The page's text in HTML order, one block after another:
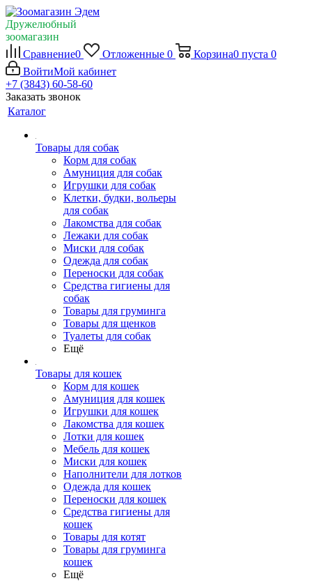
Дружелюбный
зоомагазин
Сравнение0 Отложенные 0 Корзина0 пуста 0
ВойтиМой кабинет
+7 (3843) 60-58-60
Заказать звонок
Каталог
Товары для собак
Корм для собак
Амуниция для собак
Игрушки для собак
Клетки, будки, вольеры
для собак
Лакомства для собак
Лежаки для собак
Миски для собак
Одежда для собак
Переноски для собак
Средства гигиены для
собак
Товары для груминга
Товары для щенков
Туалеты для собак
Ещё
Товары для кошек
Корм для кошек
Амуниция для кошек
Игрушки для кошек
Лакомства для кошек
Лотки для кошек
Мебель для кошек
Миски для кошек
Наполнители для лотков
Одежда для кошек
Переноски для кошек
Средства гигиены для
кошек
Товары для котят
Товары для груминга
кошек
Ещё